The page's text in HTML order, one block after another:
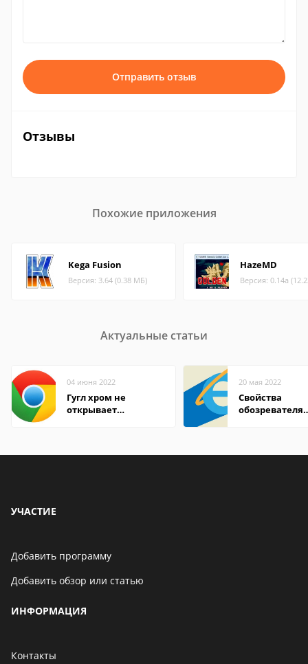
Отправить отзыв
Отзывы
Похожие приложения
Kega Fusion
Версия: 3.64 (0.38 МБ)
HazeMD
Версия: 0.14a
Актуальные статьи
04 июня 2022
Гугл хром не
открывает
20 мая 2022
Свойства
обозревателя
УЧАСТИЕ
Добавить программу
Добавить обзор или статью
ИНФОРМАЦИЯ
Контакты